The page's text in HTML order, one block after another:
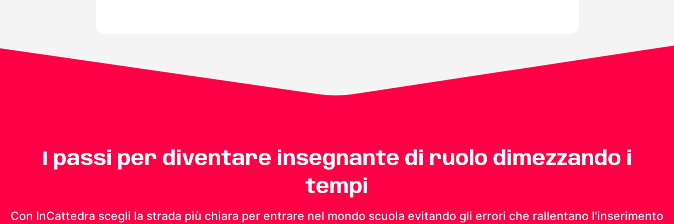
I passi per diventare insegnante di ruolo dimezzando i
tempi
Con InCattedra scegli la strada più chiara per entrare nel mondo scuola evitando gli errori che rallentano l'inserimento